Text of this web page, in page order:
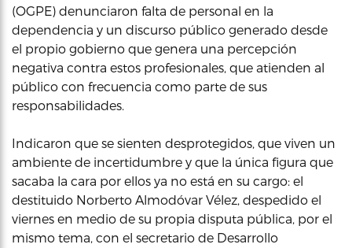
(OGPE) denunciaron falta de personal en la
dependencia y un discurso público generado desde
el propio gobierno que genera una percepción
negativa contra estos profesionales, que atienden al
público con frecuencia como parte de sus
responsabilidades.
Indicaron que se sienten desprotegidos, que viven un
ambiente de incertidumbre y que la única figura que
sacaba la cara por ellos ya no está en su cargo: el
destituido Norberto Almodóvar Vélez, despedido el
viernes en medio de su propia disputa pública, por el
mismo tema, con el secretario de Desarrollo